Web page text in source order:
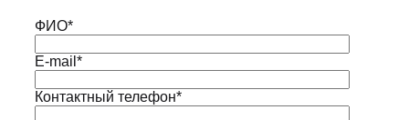
ФИО*
E-mail*
Контактный телефон*